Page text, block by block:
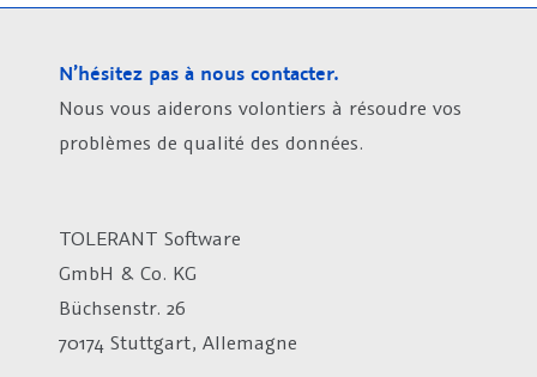
N’hésitez pas à nous contacter.
Nous vous aiderons volontiers à résoudre vos
problèmes de qualité des données.
TOLERANT Software
GmbH & Co. KG
Büchsenstr. 26
70174 Stuttgart, Allemagne